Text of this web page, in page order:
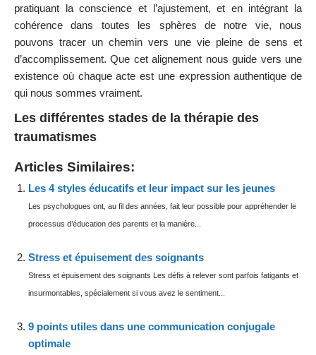
pratiquant la conscience et l’ajustement, et en intégrant la
cohérence dans toutes les sphères de notre vie, nous
pouvons tracer un chemin vers une vie pleine de sens et
d’accomplissement. Que cet alignement nous guide vers une
existence où chaque acte est une expression authentique de
qui nous sommes vraiment.
Les différentes stades de la thérapie des
traumatismes
Articles Similaires:
Les 4 styles éducatifs et leur impact sur les jeunes
Les psychologues ont, au fil des années, fait leur possible pour appréhender le
processus d’éducation des parents et la manière...
Stress et épuisement des soignants
Stress et épuisement des soignants Les défis à relever sont parfois fatigants et
insurmontables, spécialement si vous avez le sentiment...
9 points utiles dans une communication conjugale
optimale